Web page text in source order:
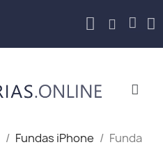
Fundas iPhone
Funda